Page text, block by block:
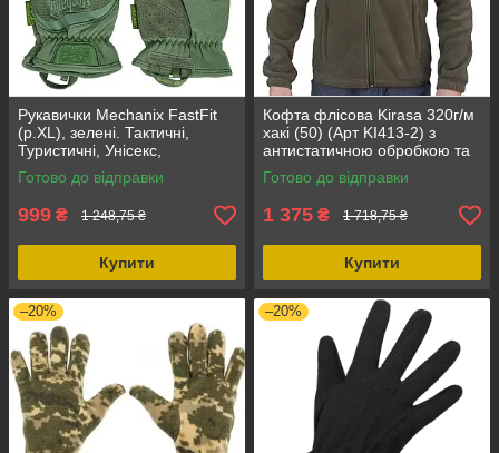
Рукавички Mechanix FastFit
(р.XL), зелені. Тактичні,
Туристичні, Унісекс,
Демісезонні, з синтетичної
шкіри
Готово до відправки
999 ₴ 1 248,75 ₴
Купити
Кофта флісова Kirasa 320г/м
хакі (50) (Арт KI413-2) з
антистатичною обробкою та
карманами на блискавці
Готово до відправки
1 375 ₴ 1 718,75 ₴
Купити
–20% –20%